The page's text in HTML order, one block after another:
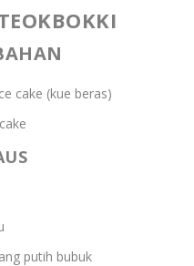
cake (kue beras)
putih bubuk